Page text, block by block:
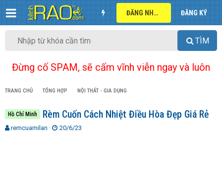
ĐĂNG NHẬP ĐĂNG KÝ
TÌM
Đừng cố SPAM, sẽ cấm vĩnh viễn ngay và luôn
TRANG CHỦ TỔNG HỢP NỘI THẤT - GIA DỤNG
Hồ Chí Minh Rèm Cuốn Cách Nhiệt Điều Hòa Đẹp Giá Rẻ
T
remcuamilan
N
20/6/23